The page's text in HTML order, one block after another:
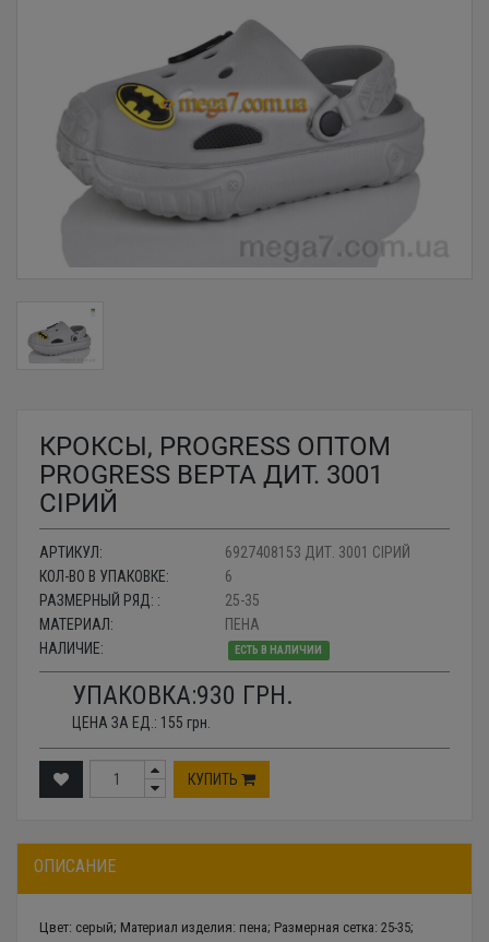
КРОКСЫ, PROGRESS ОПТОМ
PROGRESS ВЕРТА ДИТ. 3001
СІРИЙ
АРТИКУЛ:
6927408153 ДИТ. 3001 СІРИЙ
КОЛ-ВО В УПАКОВКЕ:
6
РАЗМЕРНЫЙ РЯД: :
25-35
МАТЕРИАЛ:
ПЕНА
НАЛИЧИЕ:
ЕСТЬ В НАЛИЧИИ
УПАКОВКА:930 ГРН.
ЦЕНА ЗА ЕД.: 155 грн.
КУПИТЬ
ОПИСАНИЕ
Цвет: серый; Материал изделия: пена; Размерная сетка: 25-35;